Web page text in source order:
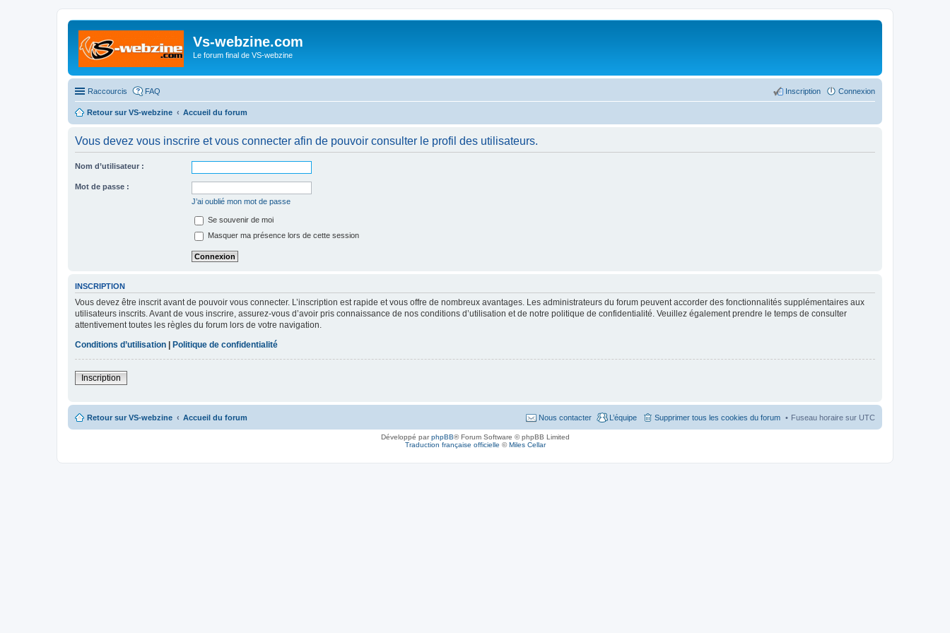
Vs-webzine.com
Le forum final de VS-webzine
Raccourcis FAQ Connexion
Inscription
Retour sur VS-webzine Accueil du forum
Vous devez vous inscrire et vous connecter afin de pouvoir consulter le profil des utilisateurs.
Nom d’utilisateur :
Mot de passe :
J’ai oublié mon mot de passe
Se souvenir de moi
Masquer ma présence lors de cette session
INSCRIPTION
Vous devez être inscrit avant de pouvoir vous connecter. L’inscription est rapide et vous offre de nombreux avantages. Les administrateurs du forum peuvent accorder des fonctionnalités supplémentaires aux
utilisateurs inscrits. Avant de vous inscrire, assurez-vous d’avoir pris connaissance de nos conditions d’utilisation et de notre politique de confidentialité. Veuillez également prendre le temps de consulter
attentivement toutes les règles du forum lors de votre navigation.
Conditions d’utilisation
Politique de confidentialité
Inscription
Retour sur VS-webzine Accueil du forum Fuseau horaire sur UTC
Supprimer tous les cookies du forum
L’équipe
Nous contacter
Développé parphpBB® Forum Software © phpBB Limited
Traduction française officielle ©Miles Cellar